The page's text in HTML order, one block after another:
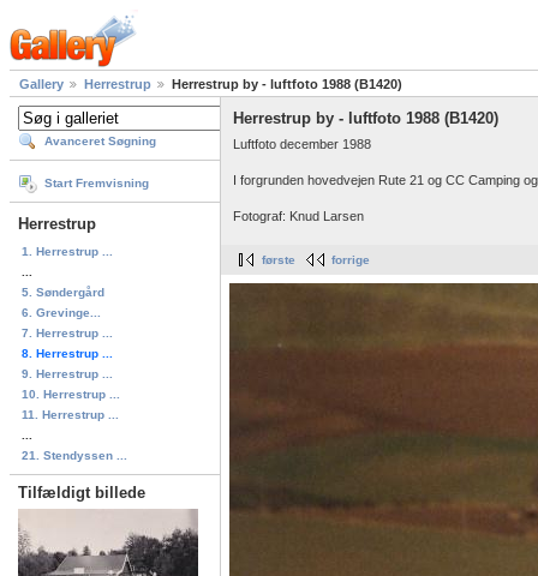
Gallery Herrestrup Herrestrup by - luftfoto 1988 (B1420)
Avanceret Søgning
Start Fremvisning
Herrestrup
1. Herrestrup ...
5. Søndergård
6. Grevinge...
7. Herrestrup ...
8. Herrestrup ...
9. Herrestrup ...
10. Herrestrup ...
11. Herrestrup ...
21. Stendyssen ...
Tilfældigt billede
Herrestrup by - luftfoto 1988 (B1420)
Luftfoto december 1988
I forgrunden hovedvejen Rute 21 og CC Camping
Fotograf: Knud Larsen
første forrige